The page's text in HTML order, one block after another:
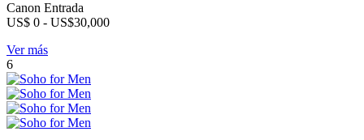
Canon Entrada
US$ 0 - US$30,000
Ver más
6